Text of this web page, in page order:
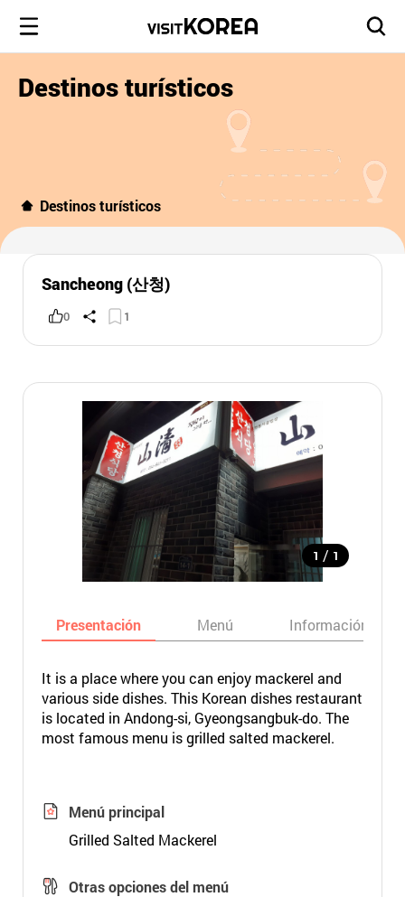
Destinos turísticos
Destinos turísticos
Sancheong (산청)
0 1
1 / 1
Presentación Menú Información
It is a place where you can enjoy mackerel and
various side dishes. This Korean dishes restaurant
is located in Andong-si, Gyeongsangbuk-do. The
most famous menu is grilled salted mackerel.
Menú principal
Grilled Salted Mackerel
Otras opciones del menú